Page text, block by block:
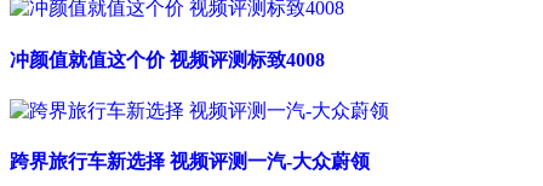
冲颜值就值这个价 视频评测标致4008
跨界旅行车新选择 视频评测一汽-大众蔚领